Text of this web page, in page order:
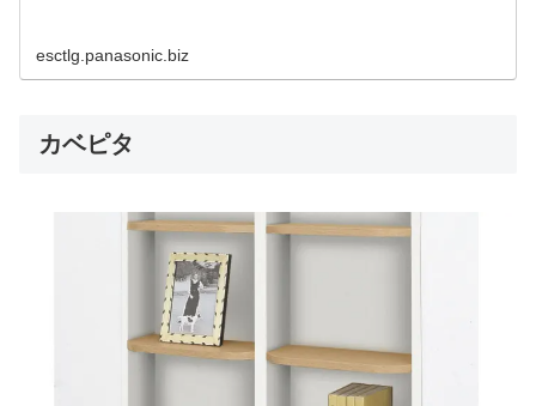
esctlg.panasonic.biz
カベピタ